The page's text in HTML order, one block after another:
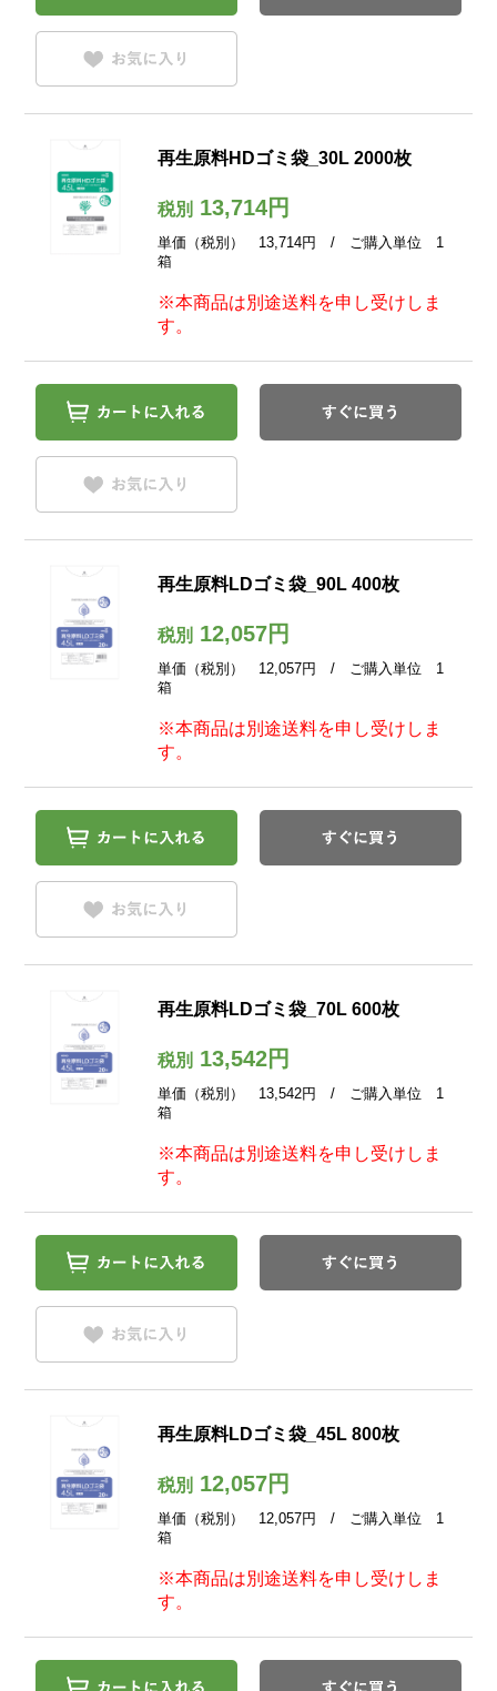
再生原料HDゴミ袋_30L 2000枚
税別13,714円
単価（税別） 13,714円 / ご購入単位 1
箱
※本商品は別途送料を申し受けしま
す。
再生原料LDゴミ袋_90L 400枚
税別12,057円
単価（税別） 12,057円 / ご購入単位 1
箱
※本商品は別途送料を申し受けしま
す。
再生原料LDゴミ袋_70L 600枚
税別13,542円
単価（税別） 13,542円 / ご購入単位 1
箱
※本商品は別途送料を申し受けしま
す。
再生原料LDゴミ袋_45L 800枚
税別12,057円
単価（税別） 12,057円 / ご購入単位 1
箱
※本商品は別途送料を申し受けしま
す。